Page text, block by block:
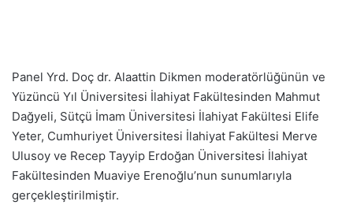
Panel Yrd. Doç dr. Alaattin Dikmen moderatörlüğünün ve
Yüzüncü Yıl Üniversitesi İlahiyat Fakültesinden Mahmut
Dağyeli, Sütçü İmam Üniversitesi İlahiyat Fakültesi Elife
Yeter, Cumhuriyet Üniversitesi İlahiyat Fakültesi Merve
Ulusoy ve Recep Tayyip Erdoğan Üniversitesi İlahiyat
Fakültesinden Muaviye Erenoğlu’nun sunumlarıyla
gerçekleştirilmiştir.